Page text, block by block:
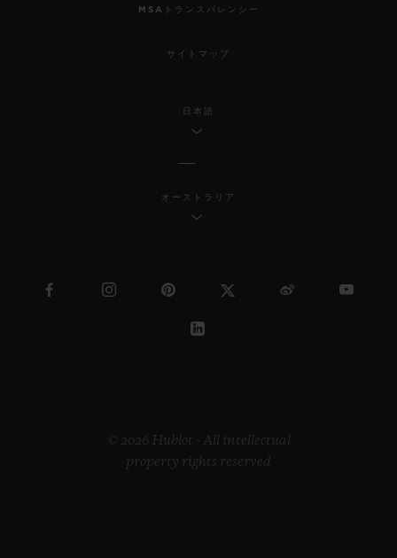
MSAトランスパレンシー
サイトマップ
日本語
オーストラリア
© 2026 Hublot - All intellectual
property rights reserved